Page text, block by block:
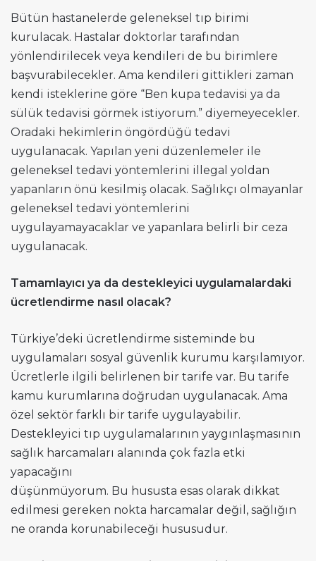
Bütün hastanelerde geleneksel tıp birimi
kurulacak. Hastalar doktorlar tarafından
yönlendirilecek veya kendileri de bu birimlere
başvurabilecekler. Ama kendileri gittikleri zaman
kendi isteklerine göre “Ben kupa tedavisi ya da
sülük tedavisi görmek istiyorum.” diyemeyecekler.
Oradaki hekimlerin öngördüğü tedavi
uygulanacak. Yapılan yeni düzenlemeler ile
geleneksel tedavi yöntemlerini illegal yoldan
yapanların önü kesilmiş olacak. Sağlıkçı olmayanlar
geleneksel tedavi yöntemlerini
uygulayamayacaklar ve yapanlara belirli bir ceza
uygulanacak.
Tamamlayıcı ya da destekleyici uygulamalardaki
ücretlendirme nasıl olacak?
Türkiye’deki ücretlendirme sisteminde bu
uygulamaları sosyal güvenlik kurumu karşılamıyor.
Ücretlerle ilgili belirlenen bir tarife var. Bu tarife
kamu kurumlarına doğrudan uygulanacak. Ama
özel sektör farklı bir tarife uygulayabilir.
Destekleyici tıp uygulamalarının yaygınlaşmasının
sağlık harcamaları alanında çok fazla etki
yapacağını
düşünmüyorum. Bu hususta esas olarak dikkat
edilmesi gereken nokta harcamalar değil, sağlığın
ne oranda korunabileceği hususudur.